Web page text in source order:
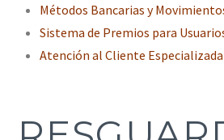
Métodos Bancarias y
Sistema de Premios para
Atención al Cliente Especializada